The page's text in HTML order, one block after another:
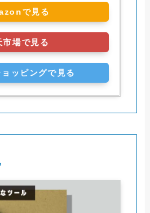
で見る
市場で見る
ッピングで見る